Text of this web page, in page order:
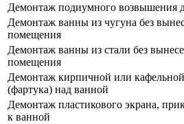
Демонтаж подиумного возвышения
Демонтаж ванны из чугуна без
помещения
Демонтаж ванны из стали без
помещения
Демонтаж кирпичной или
(фартука) над ванной
Демонтаж пластикового экрана,
к ванной